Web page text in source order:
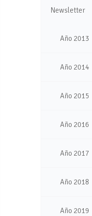
Newsletter
Año 2013
Año 2014
Año 2015
Año 2016
Año 2017
Año 2018
Año 2019